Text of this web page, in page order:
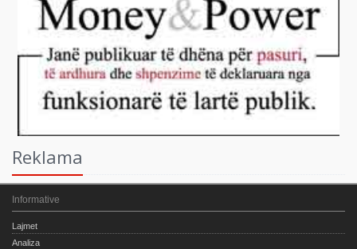
Reklama
Informative
Lajmet
Analiza